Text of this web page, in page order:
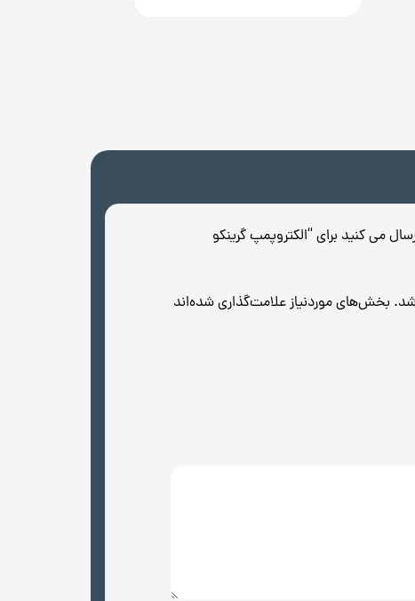
می کنید برای “الکتروپمپ گرینکو
بخش‌های موردنیاز علامت‌گذاری شده‌اند